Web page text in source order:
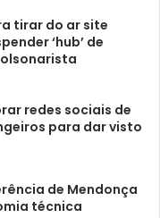
tirar do ar site
‘hub’ de
redes sociais de
para dar visto
de Mendonça
técnica